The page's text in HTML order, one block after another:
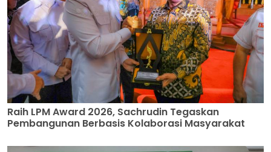
Raih LPM Award 2026, Sachrudin Tegaskan
Pembangunan Berbasis Kolaborasi Masyarakat